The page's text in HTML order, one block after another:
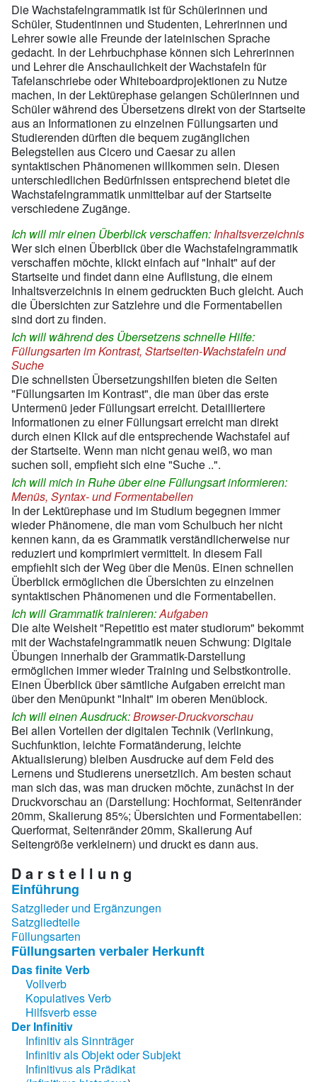
Die Wachstafelngrammatik ist für Schülerinnen und
Schüler, Studentinnen und Studenten, Lehrerinnen und
Lehrer sowie alle Freunde der lateinischen Sprache
gedacht. In der Lehrbuchphase können sich Lehrerinnen
und Lehrer die Anschaulichkeit der Wachstafeln für
Tafelanschriebe oder Whiteboardprojektionen zu Nutze
machen, in der Lektürephase gelangen Schülerinnen und
Schüler während des Übersetzens direkt von der Startseite
aus an Informationen zu einzelnen Füllungsarten und
Studierenden dürften die bequem zugänglichen
Belegstellen aus Cicero und Caesar zu allen
syntaktischen Phänomenen willkommen sein. Diesen
unterschiedlichen Bedürfnissen entsprechend bietet die
Wachstafelngrammatik unmittelbar auf der Startseite
verschiedene Zugänge.
Ich will mir einen Überblick verschaffen: Inhaltsverzeichnis
Wer sich einen Überblick über die Wachstafelngrammatik
verschaffen möchte, klickt einfach auf "Inhalt" auf der
Startseite und findet dann eine Auflistung, die einem
Inhaltsverzeichnis in einem gedruckten Buch gleicht. Auch
die Übersichten zur Satzlehre und die Formentabellen
sind dort zu finden.
Ich will während des Übersetzens schnelle Hilfe:
Füllungsarten im Kontrast, Startseiten-Wachstafeln und
Suche
Die schnellsten Übersetzungshilfen bieten die Seiten
"Füllungsarten im Kontrast", die man über das erste
Untermenü jeder Füllungsart erreicht. Detailliertere
Informationen zu einer Füllungsart erreicht man direkt
durch einen Klick auf die entsprechende Wachstafel auf
der Startseite. Wenn man nicht genau weiß, wo man
suchen soll, empfieht sich eine "Suche ..".
Ich will mich in Ruhe über eine Füllungsart informieren:
Menüs, Syntax- und Formentabellen
In der Lektürephase und im Studium begegnen immer
wieder Phänomene, die man vom Schulbuch her nicht
kennen kann, da es Grammatik verständlicherweise nur
reduziert und komprimiert vermittelt. In diesem Fall
empfiehlt sich der Weg über die Menüs. Einen schnellen
Überblick ermöglichen die Übersichten zu einzelnen
syntaktischen Phänomenen und die Formentabellen.
Ich will Grammatik trainieren:Aufgaben
Die alte Weisheit "Repetitio est mater studiorum" bekommt
mit der Wachstafelngrammatik neuen Schwung: Digitale
Übungen innerhalb der Grammatik-Darstellung
ermöglichen immer wieder Training und Selbstkontrolle.
Einen Überblick über sämtliche Aufgaben erreicht man
über den Menüpunkt "Inhalt" im oberen Menüblock.
Ich will einen Ausdruck:Browser-Druckvorschau
Bei allen Vorteilen der digitalen Technik (Verlinkung,
Suchfunktion, leichte Formatänderung, leichte
Aktualisierung) bleiben Ausdrucke auf dem Feld des
Lernens und Studierens unersetzlich. Am besten schaut
man sich das, was man drucken möchte, zunächst in der
Druckvorschau an (Darstellung: Hochformat, Seitenränder
20mm, Skalierung 85%; Übersichten und Formentabellen:
Querformat, Seitenränder 20mm, Skalierung Auf
Seitengröße verkleinern) und druckt es dann aus.
D a r s t e l l u n g
Einführung
Satzglieder und Ergänzungen
Satzgliedteile
Füllungsarten
Füllungsarten verbaler Herkunft
Das finite Verb
Vollverb
Kopulatives Verb
Hilfsverb esse
Der Infinitiv
Infinitiv als Sinnträger
Infinitiv als Objekt oder Subjekt
Infinitivus als Prädikat